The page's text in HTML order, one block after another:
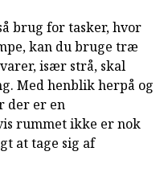
brug for tasker, hvor
kan du bruge træ
især strå, skal
Med henblik herpå og
der er en
rummet ikke er nok
at tage sig af